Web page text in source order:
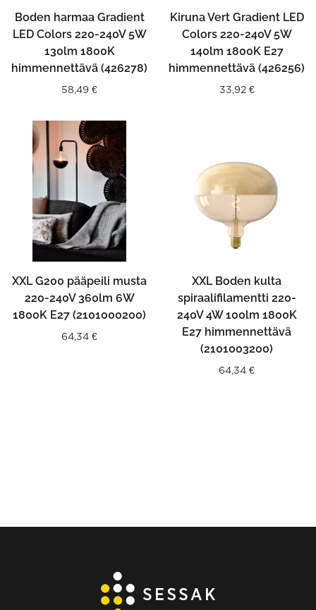
Boden harmaa Gradient
LED Colors 220-240V 5W
130lm 1800K
himmennettävä (426278)
58,49 €
Kiruna Vert Gradient LED
Colors 220-240V 5W
140lm 1800K E27
himmennettävä (426256)
33,92 €
XXL G200 pääpeili musta
220-240V 360lm 6W
1800K E27 (2101000200)
64,34 €
XXL Boden kulta
spiraalifilamentti 220-
240V 4W 100lm 1800K
E27 himmennettävä
(2101003200)
64,34 €